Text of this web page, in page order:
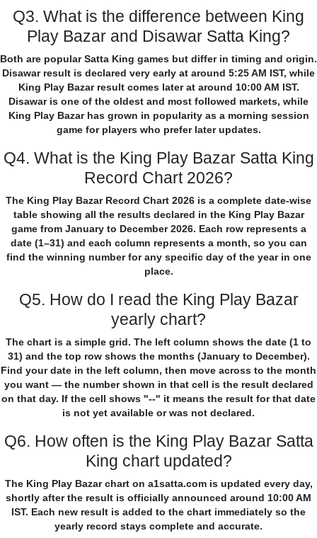
Q3. What is the difference between King
Play Bazar and Disawar Satta King?
Both are popular Satta King games but differ in timing and origin.
Disawar result is declared very early at around 5:25 AM IST, while
King Play Bazar result comes later at around 10:00 AM IST.
Disawar is one of the oldest and most followed markets, while
King Play Bazar has grown in popularity as a morning session
game for players who prefer later updates.
Q4. What is the King Play Bazar Satta King
Record Chart 2026?
The King Play Bazar Record Chart 2026 is a complete date-wise
table showing all the results declared in the King Play Bazar
game from January to December 2026. Each row represents a
date (1–31) and each column represents a month, so you can
find the winning number for any specific day of the year in one
place.
Q5. How do I read the King Play Bazar
yearly chart?
The chart is a simple grid. The left column shows the date (1 to
31) and the top row shows the months (January to December).
Find your date in the left column, then move across to the month
you want — the number shown in that cell is the result declared
on that day. If the cell shows "--" it means the result for that date
is not yet available or was not declared.
Q6. How often is the King Play Bazar Satta
King chart updated?
The King Play Bazar chart on a1satta.com is updated every day,
shortly after the result is officially announced around 10:00 AM
IST. Each new result is added to the chart immediately so the
yearly record stays complete and accurate.